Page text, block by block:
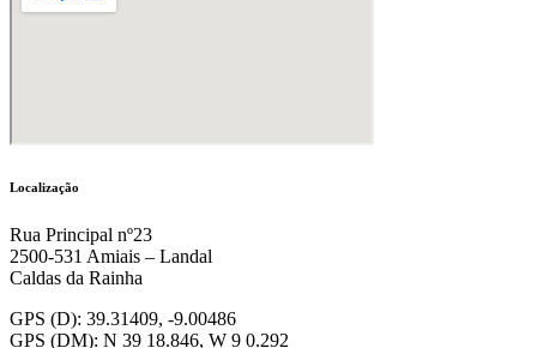
Localização
Rua Principal nº23
2500-531 Amiais – Landal
Caldas da Rainha
GPS (D): 39.31409, -9.00486
GPS (DM): N 39 18.846, W 9 0.292